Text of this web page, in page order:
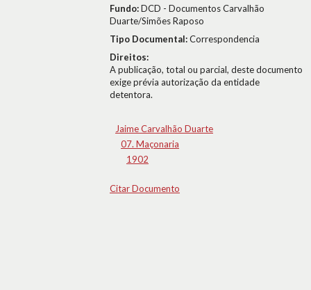
Fundo:DCD - Documentos Carvalhão
Duarte/Simões Raposo
Tipo Documental:Correspondencia
Direitos:
A publicação, total ou parcial, deste documento
exige prévia autorização da entidade
detentora.
Jaime Carvalhão Duarte
07. Maçonaria
1902
Citar Documento